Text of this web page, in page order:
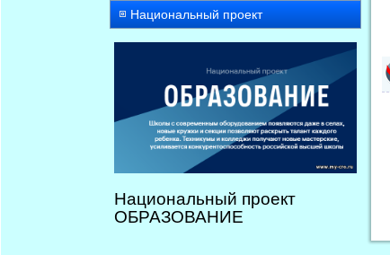
Национальный проект
Национальный проект
ОБРАЗОВАНИЕ